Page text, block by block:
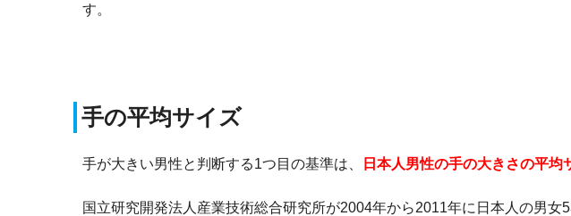
す。
手の平均サイズ
手が大きい男性と判断する1つ目の基準は、 日本人男性の手の大きさの平均
国立研究開発法人産業技術総合研究所が2004年から2011年に日本人の男女